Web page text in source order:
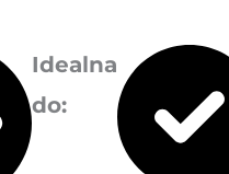
Idealna
do: